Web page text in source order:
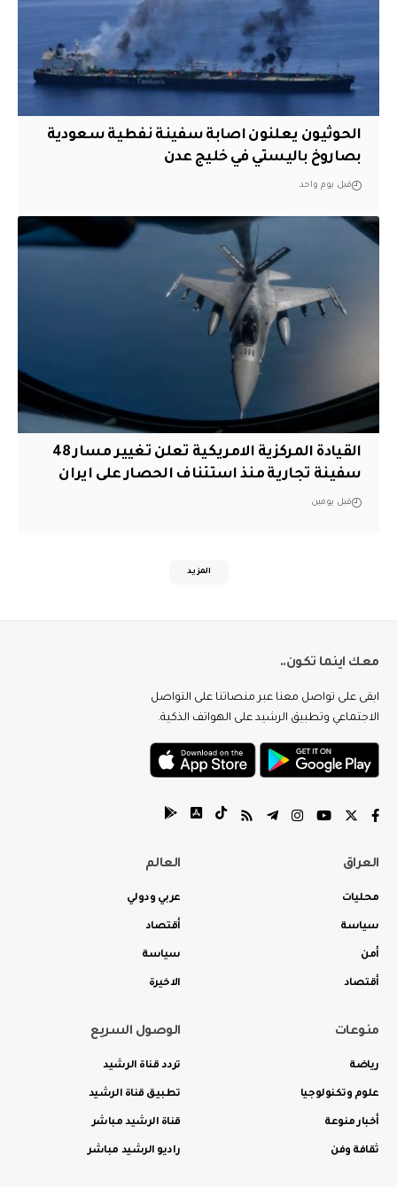
الحوثيون يعلنون اصابة سفينة نفطية سعودية
بصاروخ باليستي في خليج عدن
قبل يوم واحد
القيادة المركزية الامريكية تعلن تغيير مسار 48
سفينة تجارية منذ استئناف الحصار على ايران
قبل يومين
المزيد
معك اينما تكون..
ابقى على تواصل معنا عبر منصاتنا على التواصل
الاجتماعي وتطبيق الرشيد على الهواتف الذكية.
العراق
محليات
سياسة
أمن
أقتصاد
العالم
عربي ودولي
أقتصاد
سياسة
الاخيرة
منوعات
رياضة
علوم وتكنولوجيا
أخبار منوعة
ثقافة وفن
الوصول السريع
تردد قناة الرشيد
تطبيق قناة الرشيد
قناة الرشيد مباشر
راديو الرشيد مباشر